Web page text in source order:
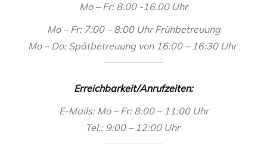
Mo – Fr: 8.00 -16.00 Uhr
Mo – Fr: 7:00 – 8:00 Uhr Frühbetreuung
Mo – Do: Spätbetreuung von 16:00 – 16:30 Uhr
Erreichbarkeit/Anrufzeiten:
E-Mails: Mo – Fr: 8:00 – 11:00 Uhr
Tel.: 9:00 – 12:00 Uhr